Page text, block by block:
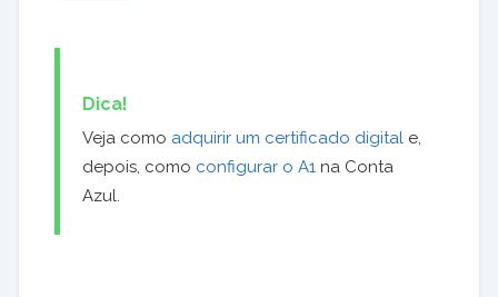
Dica!
Veja como adquirir um certificado digital e,
depois, como configurar o A1 na Conta
Azul.